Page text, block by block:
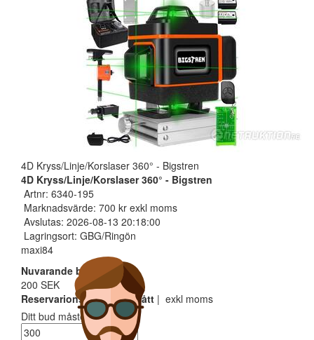
4D Kryss/Linje/Korslaser 360° - Bigstren
4D Kryss/Linje/Korslaser 360° - Bigstren
Artnr: 6340-195
Marknadsvärde: 700 kr exkl moms
Avslutas: 2026-08-13 20:18:00
Lagringsort: GBG/Ringön
maxi84
Nuvarande bud
200 SEK
Reservarionspris ej uppnått | exkl moms
Ditt bud måste minst vara